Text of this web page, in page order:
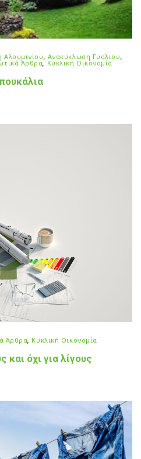
Ανακύκλωση Γυαλιού
Άρθρα, Κυκλική Οικονομία
Άρθρα Κυκλική Οικονομία
και όχι για λίγους